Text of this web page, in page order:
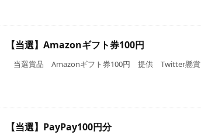
【当選】Amazonギフト券100円
当選賞品 Amazonギフト券100円 提供 Twitter懸賞
【当選】PayPay100円分